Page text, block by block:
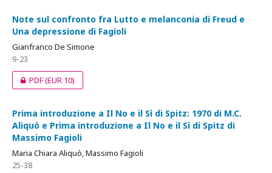
Note sul confronto fra Lutto e melanconia di Freud e
Una depressione di Fagioli
Gianfranco De Simone
9-23
PDF(EUR 10)
Prima introduzione a Il No e il Sì di Spitz: 1970 di M.C.
Aliquò e Prima introduzione a Il No e il Sì di Spitz di
Massimo Fagioli
Maria Chiara Aliquò, Massimo Fagioli
25-38